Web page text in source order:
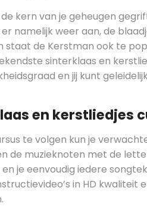
kern van je geheugen
namelijk weer aan, de
staat de Kerstman ook te
sinterklaas en
en jij kunt
en kerstliedjes
te volgen kun je
de muzieknoten met de
je eenvoudig iedere
in HD kwaliteit